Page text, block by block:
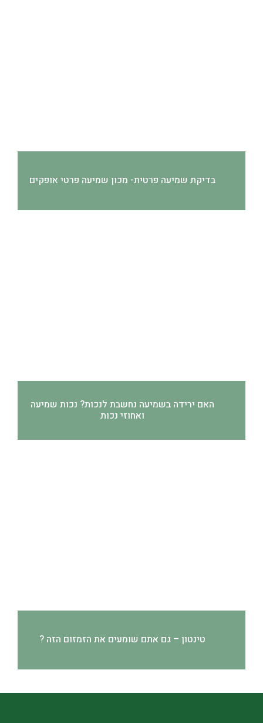
בדיקת שמיעה פרטית- מכון שמיעה פרטי אופקים
האם ירידה בשמיעה נחשבת לנכות? נכות שמיעה
ואחוזי נכות
טינטון – גם אתם שומעים את הזמזום הזה ?